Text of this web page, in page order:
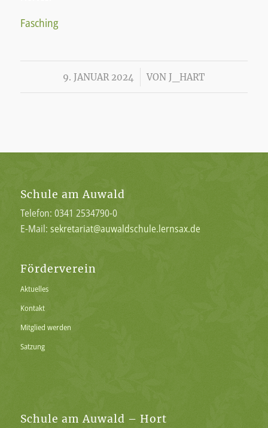
Fasching
9. JANUAR 2024
/ VON J_HART
Schule am Auwald
Telefon: 0341 2534790-0
E-Mail: sekretariat@auwaldschule.lernsax.de
Förderverein
Aktuelles
Kontakt
Mitglied werden
Satzung
Schule am Auwald – Hort